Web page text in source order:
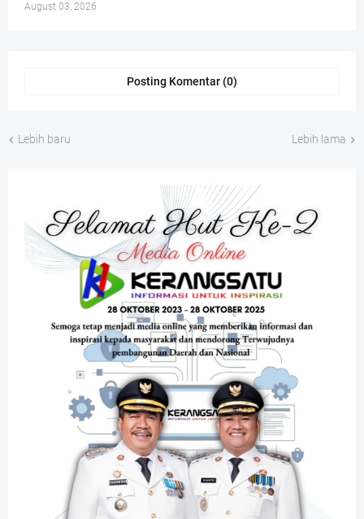
August 03, 2026
Posting Komentar (0)
Lebih baru Lebih lama